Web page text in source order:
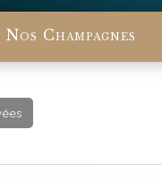
Nos Champagnes